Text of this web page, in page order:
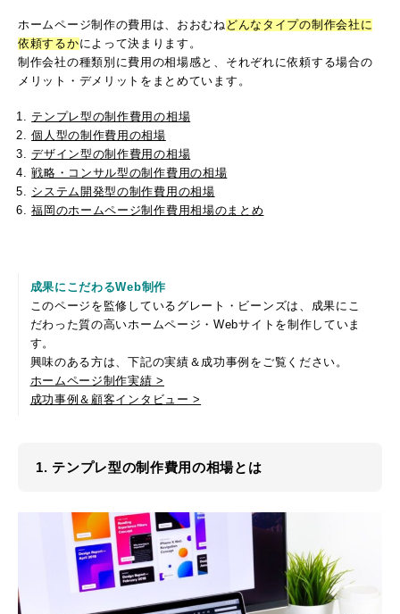
ホームページ制作の費用は、おおむね どんなタイプの制作会社に
依頼するかによって決まります。
制作会社の種類別に費用の相場感と、それぞれに依頼する場合の
メリット・デメリットをまとめています。
テンプレ型の制作費用の相場
個人型の制作費用の相場
デザイン型の制作費用の相場
戦略・コンサル型の制作費用の相場
システム開発型の制作費用の相場
福岡のホームページ制作費用相場のまとめ
成果にこだわるWeb制作
このページを監修しているグレート・ビーンズは、成果にこ
だわった質の高いホームページ・Webサイトを制作していま
す。
興味のある方は、下記の実績＆成功事例をご覧ください。
ホームページ制作実績 >
成功事例＆顧客インタビュー >
1. テンプレ型の制作費用の相場とは